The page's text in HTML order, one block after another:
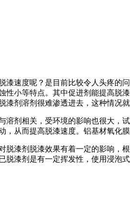
速度呢？是目前比较令人头疼的
小等特点。其中促进剂能提高脱
剂溶剂很难渗透进去，这种情况
剂相关，受环境的影响也很大，
从而提高脱漆速度。铝基材氧化
漆剂脱漆效果有着一定的影响，
漆剂是有一定挥发性，使用浸泡